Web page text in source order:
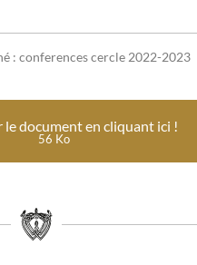
: conferences cercle 2022-2023
le document en cliquant ici !
56 Ko